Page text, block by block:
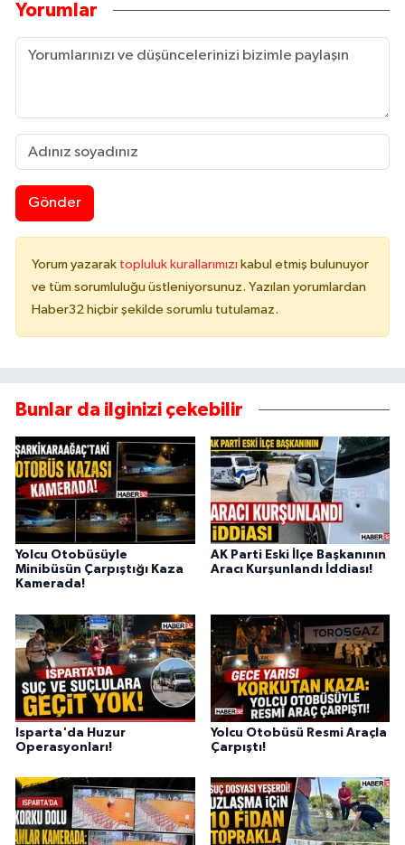
Yorumlar
Gönder
Yorum yazarak topluluk kurallarımızı kabul etmiş bulunuyor
ve tüm sorumluluğu üstleniyorsunuz. Yazılan yorumlardan
Haber32 hiçbir şekilde sorumlu tutulamaz.
Bunlar da ilginizi çekebilir
Yolcu Otobüsüyle
Minibüsün Çarpıştığı Kaza
Kamerada!
AK Parti Eski İlçe Başkanının
Aracı Kurşunlandı İddiası!
Isparta'da Huzur
Operasyonları!
Yolcu Otobüsü Resmi Araçla
Çarpıştı!